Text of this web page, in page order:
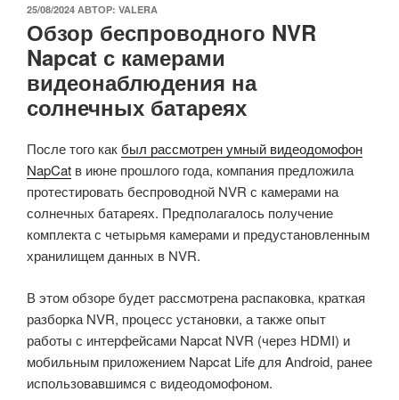
ОПУБЛИКОВАНО
25/08/2024 АВТОР: VALERA
Обзор беспроводного NVR
Napcat с камерами
видеонаблюдения на
солнечных батареях
После того какбыл рассмотрен умный видеодомофон
NapCat в июне прошлого года, компания предложила
протестировать беспроводной NVR с камерами на
солнечных батареях. Предполагалось получение
комплекта с четырьмя камерами и предустановленным
хранилищем данных в NVR.
В этом обзоре будет рассмотрена распаковка, краткая
разборка NVR, процесс установки, а также опыт
работы с интерфейсами Napcat NVR (через HDMI) и
мобильным приложением Napcat Life для Android, ранее
использовавшимся с видеодомофоном.